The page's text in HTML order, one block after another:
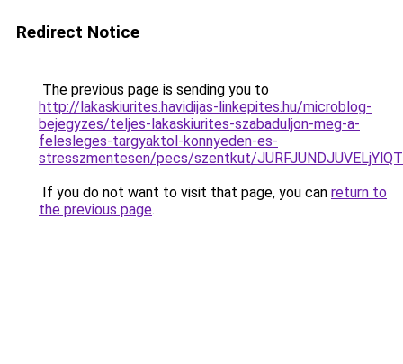
Redirect Notice
The previous page is sending you to
http://lakaskiurites.havidijas-linkepites.hu/microblog-
bejegyzes/teljes-lakaskiurites-szabaduljon-meg-a-
felesleges-targyaktol-konnyeden-es-
stresszmentesen/pecs/szentkut/
If you do not want to visit that page, you can return to
the previous page.